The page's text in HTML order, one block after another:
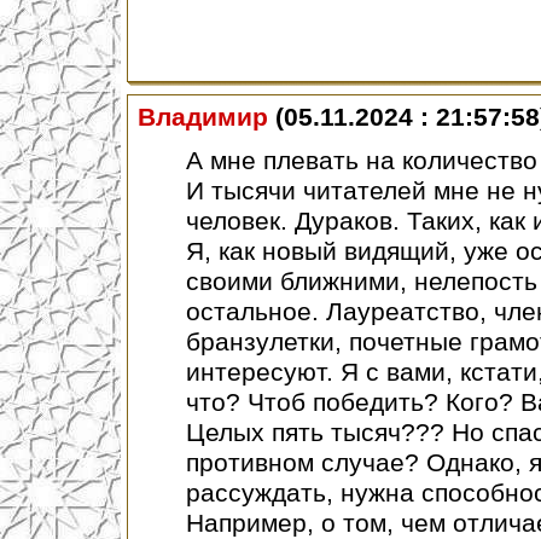
Владимир (05.11.2024 :
А мне плевать на
И тысячи читателей мне не
человек. Дураков. Таких,
Я, как новый видящий, уже
своими ближними,
остальное. Лауреатство,
бранзулетки, почетные
интересуют. Я с вами,
что? Чтоб победить? Кого?
Целых пять тысяч??? Но
противном случае? Однако,
рассуждать, нужна
Например, о том, чем